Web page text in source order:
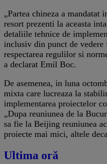
„Partea chineza a mandatat
resort prezenti la aceasta
detaliile tehnice de
inclusiv din punct de
respectarea regulilor si
a declarat Emil Boc.
De asemenea, in luna
mixta care lucreaza la
implementarea proiectelor
„Dupa reuniunea de la
sa fie la Beijing reuniunea
proiecte mai mici, altele
Ultima oră